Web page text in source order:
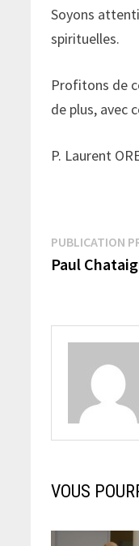
Soyons
spirituelles.
Profitons de
de plus, avec
P. Laurent
de
PUBLICATION
Paul
VOUS